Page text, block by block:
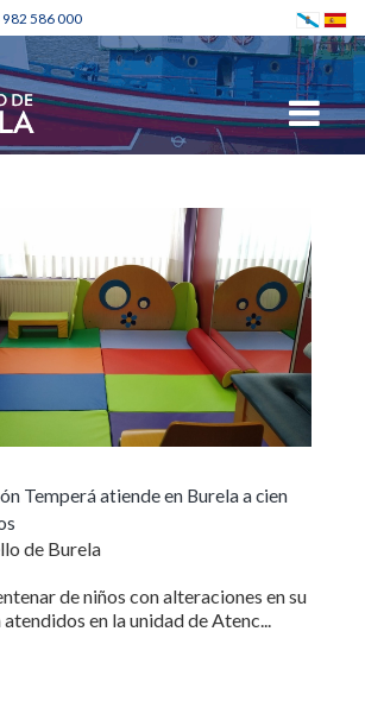
982 586 000
Temperá atiende en Burela a cien
de Burela
de niños con alteraciones en su
en la unidad de Atenc...